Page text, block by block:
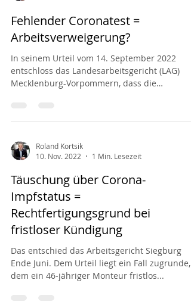
Fehlender Coronatest =
Arbeitsverweigerung?
In seinem Urteil vom 14. September 2022
entschloss das Landesarbeitsgericht (LAG)
Mecklenburg-Vorpommern, dass die
Roland Kortsik
10. Nov. 2022
1 Min. Lesezeit
Täuschung über Corona-
Impfstatus =
Rechtfertigungsgrund bei
fristloser Kündigung
Das entschied das Arbeitsgericht Siegburg
Ende Juni. Dem Urteil liegt ein Fall zugrunde,
dem ein 46-jähriger Monteur fristlos...